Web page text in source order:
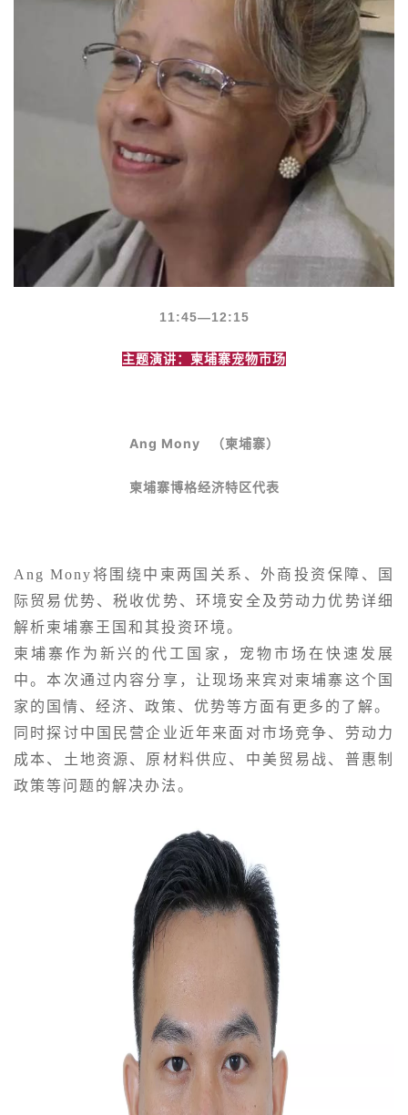
11:45—12:15
主题演讲：柬埔寨宠物市场
Ang Mony （柬埔寨）
柬埔寨博格经济特区代表
Ang Mony将围绕中柬两国关系、外商投资保障、国
际贸易优势、税收优势、环境安全及劳动力优势详细
解析柬埔寨王国和其投资环境。
柬埔寨作为新兴的代工国家，宠物市场在快速发展
中。本次通过内容分享，让现场来宾对柬埔寨这个国
家的国情、经济、政策、优势等方面有更多的了解。
同时探讨中国民营企业近年来面对市场竞争、劳动力
成本、土地资源、原材料供应、中美贸易战、普惠制
政策等问题的解决办法。